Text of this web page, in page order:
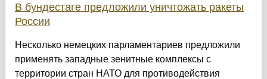
В бундестаге предложили уничтожать ракеты
России
Несколько немецких парламентариев предложили
применять западные зенитные комплексы с
территории стран НАТО для противодействия